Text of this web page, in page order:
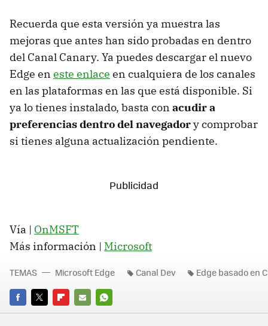
Recuerda que esta versión ya muestra las
mejoras que antes han sido probadas en dentro
del Canal Canary. Ya puedes descargar el nuevo
Edge en este enlace en cualquiera de los canales
en las plataformas en las que está disponible. Si
ya lo tienes instalado, basta con acudir a
preferencias dentro del navegadory comprobar
si tienes alguna actualización pendiente.
Vía | OnMSFT
Más información | Microsoft
FACEBOOK
TWITTERFLIPBOARD
E-
WHATSAPP
TEMAS Microsoft Edge Canal Dev Edge basado en